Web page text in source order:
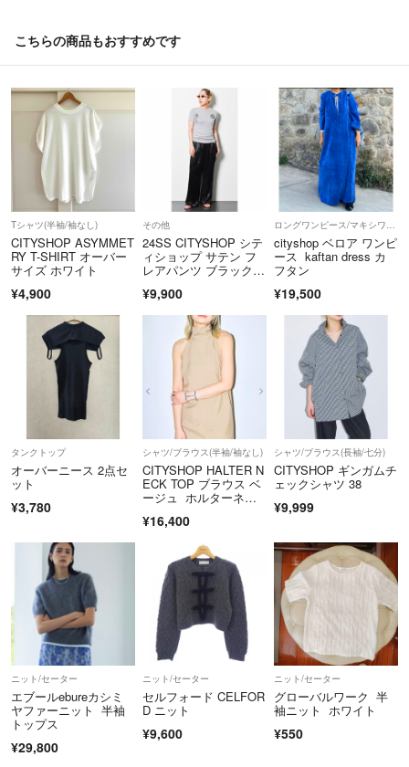
中古品ですので、返品、返金不可です。ご了承の上ご購入お願いしま
領収書発行不可
サイズの多少の誤差はご了承願います。
自宅保管の為、
気づかないヨゴレがある場合がございます、ご了承願います。
自宅保管品につき経年劣化は予めご理解お願い致します。
本文に長期自宅保管と記載の商品は経年劣化がある場合があります、ご
心配な場合は状態を確認しますのでコメント欄よりご連絡お願いしま
す。ご購入後の返品、交換は不可ですので予めご了承ください。
一部商品は遠方保管のため発送には3日〜1週間程かかる場合がござい
運送事故の場合の責任は負えません。こちらはきちんと発送しておりま
す、受取評価をしてもらいます。ご心配な方はプラス料金で宅急便等に
変更致します。その場合ご購入前にコメントをお願いします。
・コメントでやりとりしている途中でも購入してくださる方がみえまし
よろしくお願い致します。
こちらの商品もおすすめです
Tシャツ(半袖/袖なし)
CITYSHOP ASYMMET
RY T-SHIRT オーバー
サイズ ホワイト
¥4,900
その他
24SS CITYSHOP シテ
ィショップ サテン フ
レアパンツ ブラック 3
¥9,900
cityshop ベロア ワンピ
ース kaftan dress カ
フタン
¥19,500
タンクトップ
オーバーニース 2点セ
ット
¥3,780
シャツ/ブラウス(半袖/袖なし)
CITYSHOP HALTER N
ECK TOP ブラウス ベ
ージュ ホルターネッ
¥16,400
シャツ/ブラウス(長袖/七分)
CITYSHOP ギンガムチ
ェックシャツ 38
¥9,999
ニット/セーター
エブールebureカシミ
ヤファーニット 半袖
トップス
¥29,800
ニット/セーター
セルフォード CELFOR
D ニット
¥9,600
ニット/セーター
グローバルワーク 半
袖ニット ホワイト
¥550